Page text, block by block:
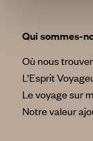
Qui sommes-
Où nous
L’Esprit
Le voyage sur
Notre valeur